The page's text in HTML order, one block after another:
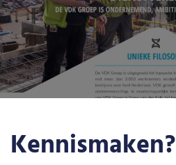
Kennismaken?